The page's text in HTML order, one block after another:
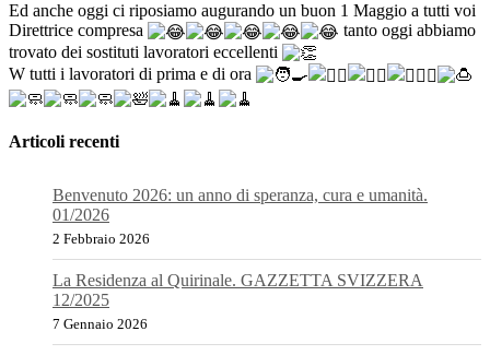
Ed anche oggi ci riposiamo augurando un buon 1 Maggio a tutti voi
Direttrice compresa
tanto oggi abbiamo
trovato dei sostituti lavoratori eccellenti
W tutti i lavoratori di prima e di ora
Articoli recenti
Benvenuto 2026: un anno di speranza, cura e umanità.
01/2026
2 Febbraio 2026
La Residenza al Quirinale. GAZZETTA SVIZZERA
12/2025
7 Gennaio 2026